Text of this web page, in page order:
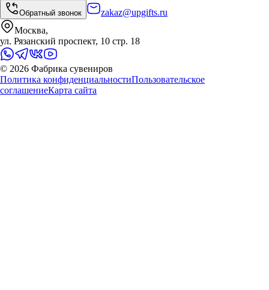
Обратный звонок
zakaz@upgifts.ru
Москва,
ул. Рязанский проспект, 10 стр. 18
© 2026 Фабрика сувениров
Политика конфиденциальностиПользовательское
соглашениеКарта сайта